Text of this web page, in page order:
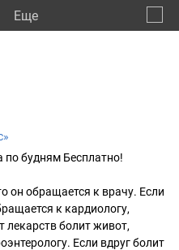
Eще
по будням Бесплатно!
он обращается к врачу. Если
к кардиологу,
лекарств болит живот,
Если вдруг болит